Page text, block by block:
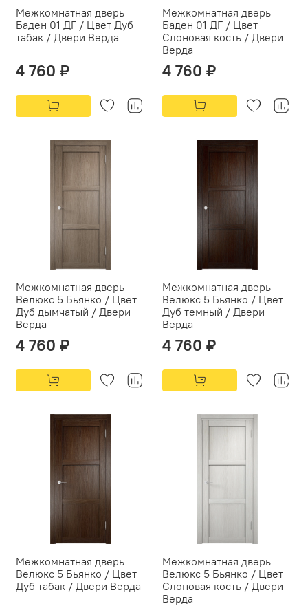
Межкомнатная дверь
Баден 01 ДГ / Цвет Дуб
табак / Двери Верда
4 760 ₽
Межкомнатная дверь
Баден 01 ДГ / Цвет
Слоновая кость / Двери
Верда
4 760 ₽
Межкомнатная дверь
Велюкс 5 Бьянко / Цвет
Дуб дымчатый / Двери
Верда
4 760 ₽
Межкомнатная дверь
Велюкс 5 Бьянко / Цвет
Дуб темный / Двери
Верда
4 760 ₽
Межкомнатная дверь
Велюкс 5 Бьянко / Цвет
Дуб табак / Двери Верда
Межкомнатная дверь
Велюкс 5 Бьянко / Цвет
Слоновая кость / Двери
Верда